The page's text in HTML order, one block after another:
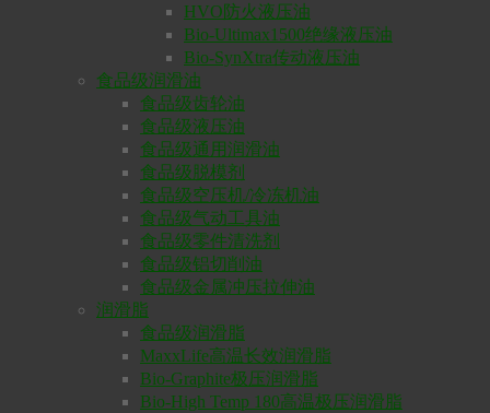
HVO防火液压油
Bio-Ultimax1500绝缘液压油
Bio-SynXtra传动液压油
食品级润滑油
食品级齿轮油
食品级液压油
食品级通用润滑油
食品级脱模剂
食品级空压机/冷冻机油
食品级气动工具油
食品级零件清洗剂
食品级铝切削油
食品级金属冲压拉伸油
润滑脂
食品级润滑脂
MaxxLife高温长效润滑脂
Bio-Graphite极压润滑脂
Bio-High Temp 180高温极压润滑脂